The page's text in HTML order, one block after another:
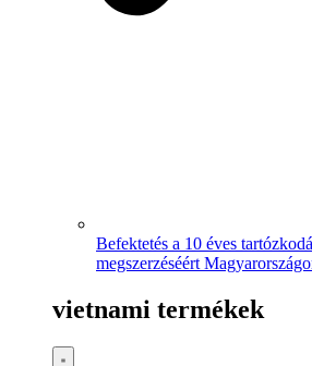
Befektetés a 10 éves
megszerzéséért
vietnami termékek